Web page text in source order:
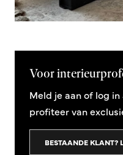
Voor
Meld je aan of log
profiteer van
BESTAANDE KLANT?